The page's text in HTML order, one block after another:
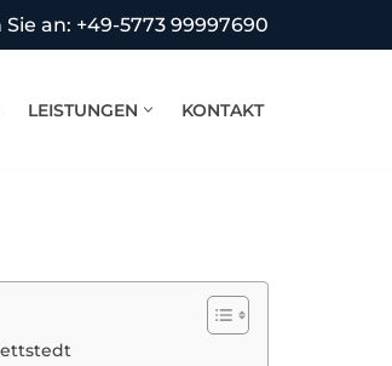
Sie an: +49-5773 99997690
LEISTUNGEN KONTAKT